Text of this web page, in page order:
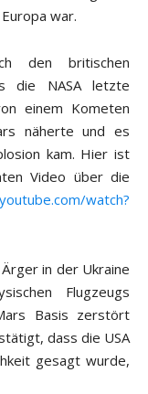
war.
den britischen
die NASA letzte
einem Kometen
näherte und es
kam. Hier ist
Video über die
watch?
in der Ukraine
Flugzeugs
Basis zerstört
dass die USA
gesagt wurde,